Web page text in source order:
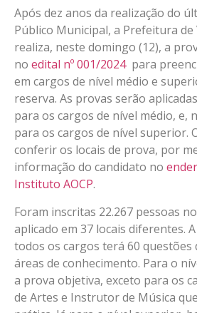
Após dez anos da realização do
Público Municipal, a Prefeitura
realiza, neste domingo (12), a
no edital nº 001/2024 para
em cargos de nível médio e
reserva. As provas serão
para os cargos de nível médio, e,
para os cargos de nível superior.
conferir os locais de prova, por
informação do candidato no
Instituto AOCP.
Foram inscritas 22.267 pessoas
aplicado em 37 locais diferentes.
todos os cargos terá 60
áreas de conhecimento. Para o
a prova objetiva, exceto para os
de Artes e Instrutor de Música